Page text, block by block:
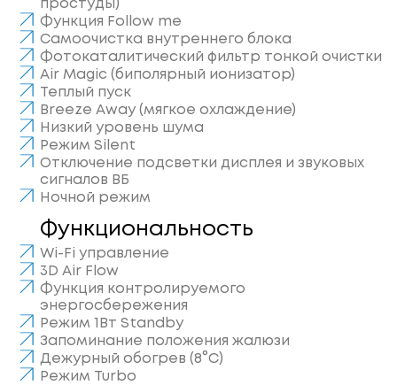
простуды)
Функция Follow me
Самоочистка внутреннего блока
Фотокаталитический фильтр тонкой очистки
Air Magic (биполярный ионизатор)
Теплый пуск
Breeze Away (мягкое охлаждение)
Низкий уровень шума
Режим Silent
Отключение подсветки дисплея и звуковых
сигналов ВБ
Ночной режим
Функциональность
Wi-Fi управление
3D Air Flow
Функция контролируемого
энергосбережения
Режим 1Вт Standby
Запоминание положения жалюзи
Дежурный обогрев (8°С)
Режим Turbo